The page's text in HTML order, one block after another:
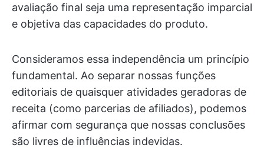
avaliação final seja uma representação imparcial
e objetiva das capacidades do produto.
Consideramos essa independência um princípio
fundamental. Ao separar nossas funções
editoriais de quaisquer atividades geradoras de
receita (como parcerias de afiliados), podemos
afirmar com segurança que nossas conclusões
são livres de influências indevidas.